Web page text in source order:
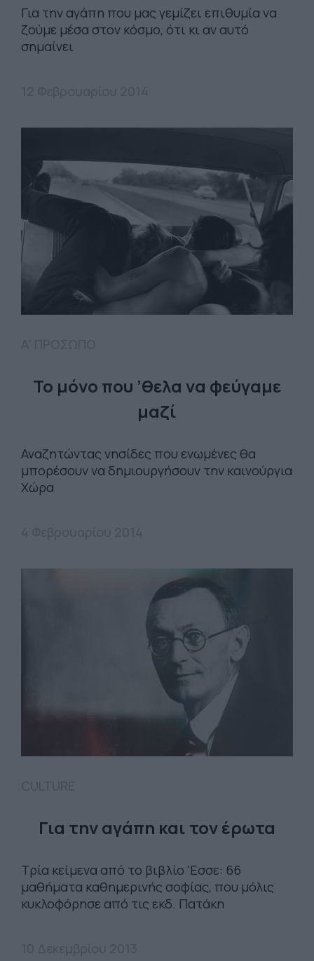
Για την αγάπη που μας γεμίζει επιθυμία να
ζούμε μέσα στον κόσμο, ότι κι αν αυτό
σημαίνει
Το μόνο που ’θελα να φεύγαμε
μαζί
Αναζητώντας νησίδες που ενωμένες θα
μπορέσουν να δημιουργήσουν την καινούργια
Χώρα
Για την αγάπη και τον έρωτα
Τρία κείμενα από το βιβλίο 'Eσσε: 66
μαθήματα καθημερινής σοφίας, που μόλις
κυκλοφόρησε από τις εκδ. Πατάκη